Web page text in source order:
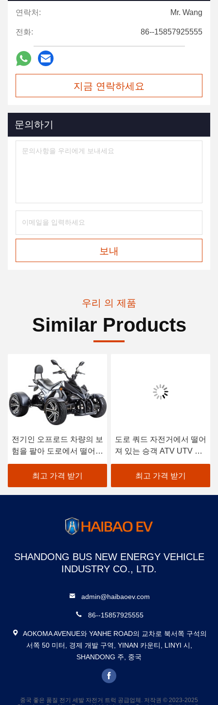
연락처: Mr. Wang
전화: 86--15857925555
지금 연락하세요
문의하기
보내
우리 의 제품
Similar Products
전기인 오프로드 차량의 보
험을 팔아 도로에서 떨어져
네 바퀴 경주용 오토바이
우트프를 옮기세요
최고 가격 받기
도로 쿼드 자전거에서 떨어
져 있는 승객 ATV UTV 전
기 오프로드 차량 Atv
최고 가격 받기
SHANDONG BUS NEW ENERGY VEHICLE
INDUSTRY CO., LTD.
admin@haibaoev.com
86--15857925555
AOKOMA AVENUE와 YANHE ROAD의 교차로 북서쪽 구석의
서쪽 50 미터, 경제 개발 구역, YINAN 카운티, LINYI 시,
SHANDONG 주, 중국
중국 좋은 품질 전기 세발 자전거 트럭 공급업체. 저작권 © 2023-2025